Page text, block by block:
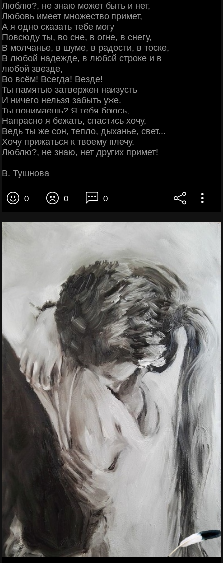
Люблю?, не знаю может быть и нет,
Любовь имеет множество примет,
А я одно сказать тебе могу
Повсюду ты, во сне, в огне, в снегу,
В молчанье, в шуме, в радости, в тоске,
В любой надежде, в любой строке и в
любой звезде,
Во всём! Всегда! Везде!
Ты памятью затвержен наизусть
И ничего нельзя забыть уже.
Ты понимаешь? Я тебя боюсь,
Напрасно я бежать, спастись хочу,
Ведь ты же сон, тепло, дыханье, свет...
Хочу прижаться к твоему плечу.
Люблю?, не знаю, нет других примет!
В. Тушнова
0 0 0